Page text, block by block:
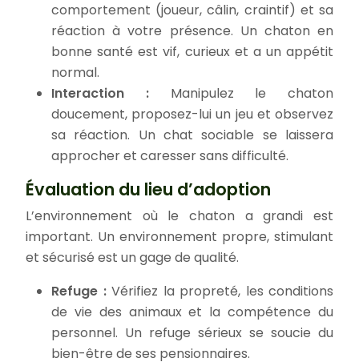
comportement (joueur, câlin, craintif) et sa
réaction à votre présence. Un chaton en
bonne santé est vif, curieux et a un appétit
normal.
Interaction : Manipulez le chaton
doucement, proposez-lui un jeu et observez
sa réaction. Un chat sociable se laissera
approcher et caresser sans difficulté.
Évaluation du lieu d’adoption
L’environnement où le chaton a grandi est
important. Un environnement propre, stimulant
et sécurisé est un gage de qualité.
Refuge : Vérifiez la propreté, les conditions
de vie des animaux et la compétence du
personnel. Un refuge sérieux se soucie du
bien-être de ses pensionnaires.